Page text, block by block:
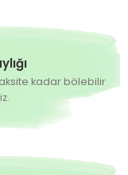
kadar bölebilir